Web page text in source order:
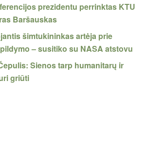
prezidentu perrinktas KTU
Baršauskas
šimtukininkas artėja prie
– susitiko su NASA atstovu
Sienos tarp humanitarų ir
griūti